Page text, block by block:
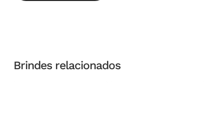
Brindes relacionados